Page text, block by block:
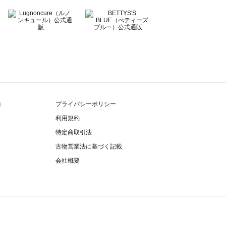
プライバシーポリシー
利用規約
特定商取引法
古物営業法に基づく記載
会社概要